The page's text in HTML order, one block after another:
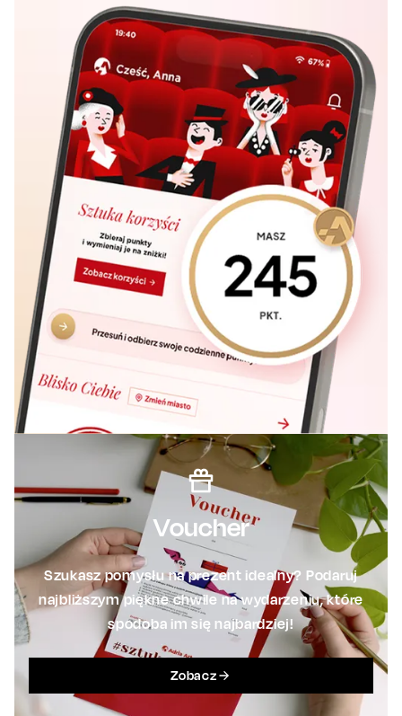
Voucher
Szukasz pomysłu na prezent idealny? Podaruj
najbliższym piękne chwile na wydarzeniu, które
spodoba im się najbardziej!
Zobacz